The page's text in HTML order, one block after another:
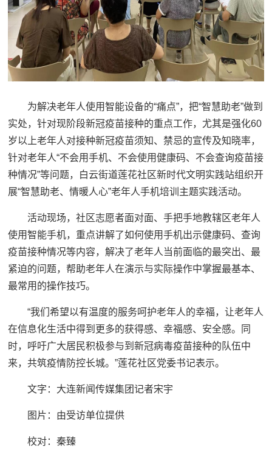
为解决老年人使用智能设备的“痛点”，把“智慧助老”做到
实处，针对现阶段新冠疫苗接种的重点工作，尤其是强化60
岁以上老年人对接种新冠疫苗须知、禁忌的宣传及知晓率，
针对老年人“不会用手机、不会使用健康码、不会查询疫苗接
种情况”等问题，白云街道莲花社区新时代文明实践站组织开
展“智慧助老、情暖人心”老年人手机培训主题实践活动。
活动现场，社区志愿者面对面、手把手地教辖区老年人
使用智能手机，重点讲解了如何使用手机出示健康码、查询
疫苗接种情况等内容，解决了老年人当前面临的最突出、最
紧迫的问题，帮助老年人在演示与实际操作中掌握最基本、
最常用的操作技巧。
“我们希望以有温度的服务呵护老年人的幸福，让老年人
在信息化生活中得到更多的获得感、幸福感、安全感。同
时，呼吁广大居民积极参与到新冠病毒疫苗接种的队伍中
来，共筑疫情防控长城。”莲花社区党委书记表示。
文字：大连新闻传媒集团记者宋宇
图片：由受访单位提供
校对：秦臻